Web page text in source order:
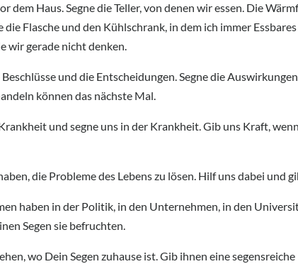
dem Haus. Segne die Teller, von denen wir essen. Die
Flasche und den Kühlschrank, in dem ich immer
wir gerade nicht denken.
und die Entscheidungen. Segne die
können das nächste Mal.
und segne uns in der Krankheit. Gib uns Kraft,
die Probleme des Lebens zu lösen. Hilf uns dabei und
haben in der Politik, in den Unternehmen, in den
Segen sie befruchten.
wo Dein Segen zuhause ist. Gib ihnen eine segensreiche